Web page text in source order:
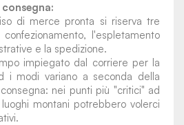
di merce pronta si riserva tre
l'espletamento
e la spedizione.
impiegato dal corriere per la
i modi variano a seconda della
nei punti più "critici" ad
montani potrebbero volerci